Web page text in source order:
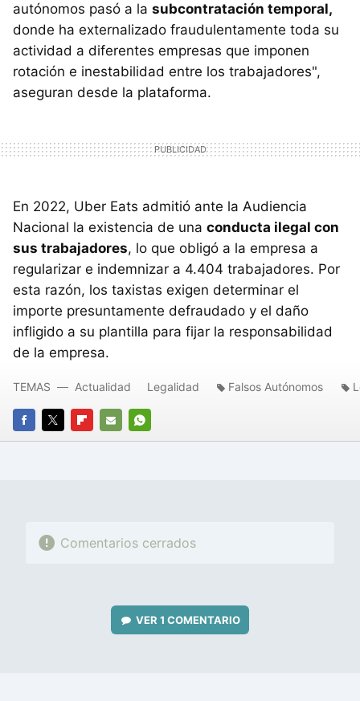
autónomos pasó a la subcontratación temporal,
donde ha externalizado fraudulentamente toda su
actividad a diferentes empresas que imponen
rotación e inestabilidad entre los trabajadores",
aseguran desde la plataforma.
En 2022, Uber Eats admitió ante la Audiencia
Nacional la existencia de una conducta ilegal con
sus trabajadores, lo que obligó a la empresa a
regularizar e indemnizar a 4.404 trabajadores. Por
esta razón, los taxistas exigen determinar el
importe presuntamente defraudado y el daño
infligido a su plantilla para fijar la responsabilidad
de la empresa.
FACEBOOK
TWITTERFLIPBOARD
E-
WHATSAPP
TEMAS Actualidad Legalidad Falsos Autónomos
Comentarios cerrados
VER 1 COMENTARIO